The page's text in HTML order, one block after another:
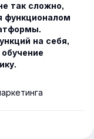
так сложно,
функционалом
на себя,